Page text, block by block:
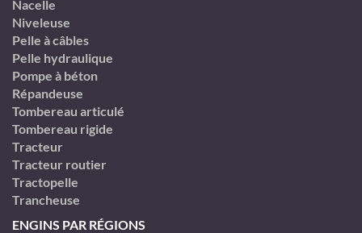
Nacelle
Niveleuse
Pelle à câbles
Pelle hydraulique
Pompe à béton
Répandeuse
Tombereau articulé
Tombereau rigide
Tracteur
Tracteur routier
Tractopelle
Trancheuse
ENGINS PAR RÉGIONS